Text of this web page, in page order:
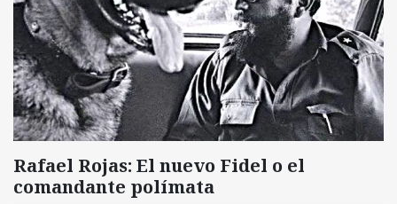
Rafael Rojas: El nuevo Fidel o el
comandante polímata